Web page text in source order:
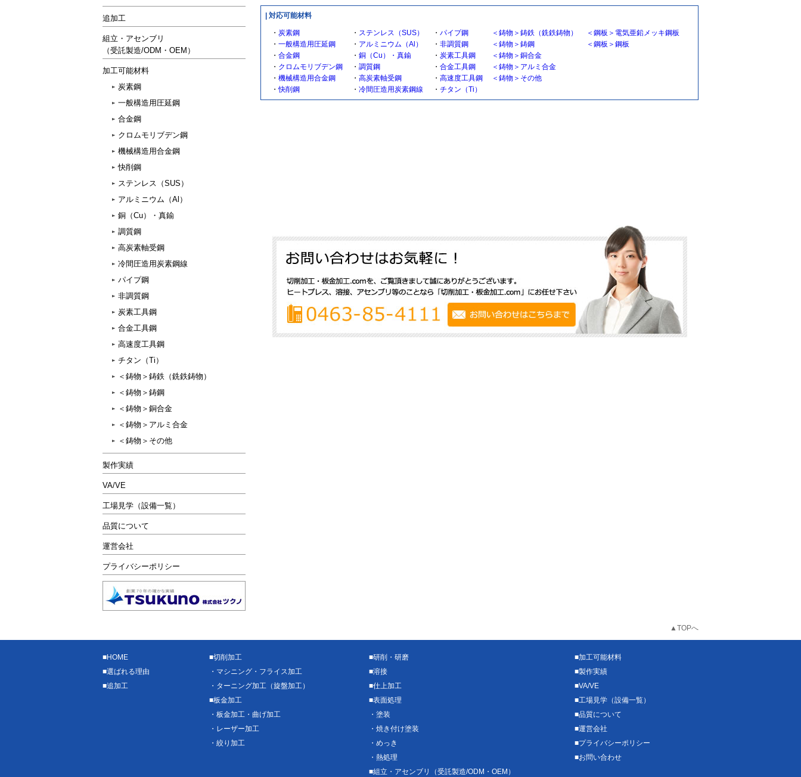
| 対応可能材料
・ 炭素鋼
・ 一般構造用圧延鋼
・ 合金鋼
・ クロムモリブデン鋼
・ 機械構造用合金鋼
・快削鋼
・ ステンレス（SUS）
・ アルミニウム（Al）
・ 銅（Cu）・真鍮
・ 調質鋼
・ 高炭素軸受鋼
・ 冷間圧造用炭素鋼線
・ パイプ鋼
・ 非調質鋼
・ 炭素工具鋼
・ 合金工具鋼
・ 高速度工具鋼
・ チタン（Ti）
＜鋳物＞鋳鉄（銑鉄鋳物）
＜鋳物＞鋳鋼
＜鋳物＞銅合金
＜鋳物＞アルミ合金
＜鋳物＞その他
＜鋼板＞電気亜鉛メッキ鋼板
＜鋼板＞鋼板
追加工
組立・アセンブリ
（受託製造/ODM・OEM）
加工可能材料
炭素鋼
一般構造用圧延鋼
合金鋼
クロムモリブデン鋼
機械構造用合金鋼
快削鋼
ステンレス（SUS）
アルミニウム（Al）
銅（Cu）・真鍮
調質鋼
高炭素軸受鋼
冷間圧造用炭素鋼線
パイプ鋼
非調質鋼
炭素工具鋼
合金工具鋼
高速度工具鋼
チタン（Ti）
＜鋳物＞鋳鉄（銑鉄鋳物）
＜鋳物＞鋳鋼
＜鋳物＞銅合金
＜鋳物＞アルミ合金
＜鋳物＞その他
製作実績
VA/VE
工場見学（設備一覧）
品質について
運営会社
プライバシーポリシー
▲TOPへ
■HOME
■選ばれる理由
■追加工
■切削加工
・ マシニング・フライス加工
・ ターニング加工（旋盤加工）
■板金加工
・ 板金加工・曲げ加工
・ レーザー加工
・ 絞り加工
■研削・研磨
■溶接
■仕上加工
■表面処理
・ 塗装
・ 焼き付け塗装
・ めっき
・ 熱処理
■組立・アセンブリ（受託製造/ODM・OEM）
■加工可能材料
■製作実績
■VA/VE
■工場見学（設備一覧）
■品質について
■運営会社
■プライバシーポリシー
■お問い合わせ